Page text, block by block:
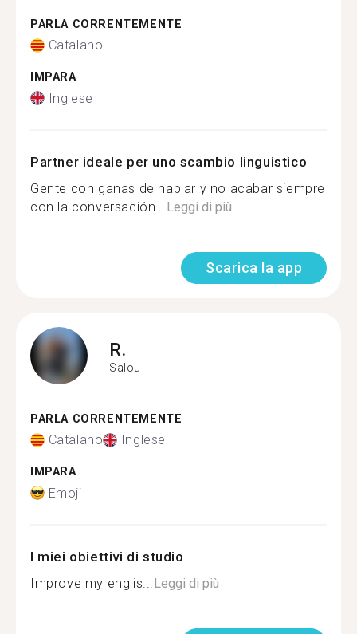
PARLA CORRENTEMENTE
Catalano
IMPARA
Inglese
Partner ideale per uno scambio linguistico
Gente con ganas de hablar y no acabar siempre
con la conversación... Leggi di più
Scarica la app
R.
Salou
PARLA CORRENTEMENTE
Catalano Inglese
IMPARA
Emoji
I miei obiettivi di studio
Improve my englis... Leggi di più